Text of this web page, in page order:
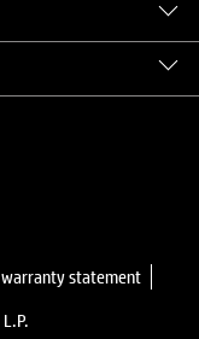
statement